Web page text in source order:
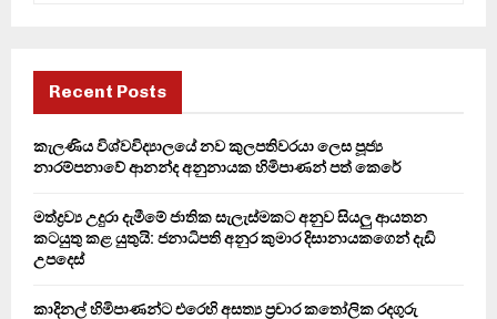
f
r
H
Recent Posts
කැලණිය විශ්වවිද්‍යාලයේ නව කුලපතිවරයා ලෙස පූජ්‍ය
නාරම්පනාවේ ආනන්ද අනුනායක හිමිපාණන් පත් කෙරේ
මත්ද්‍රව්‍ය උදුරා දැමීමේ ජාතික සැලැස්මකට අනුව සියලු ආයතන
කටයුතු කළ යුතුයි: ජනාධිපති අනුර කුමාර දිසානායකගෙන් දැඩි
උපදෙස්
කාදිනල් හිමිපාණන්ට එරෙහි අසත්‍ය ප්‍රචාර කතෝලික රදගුරු